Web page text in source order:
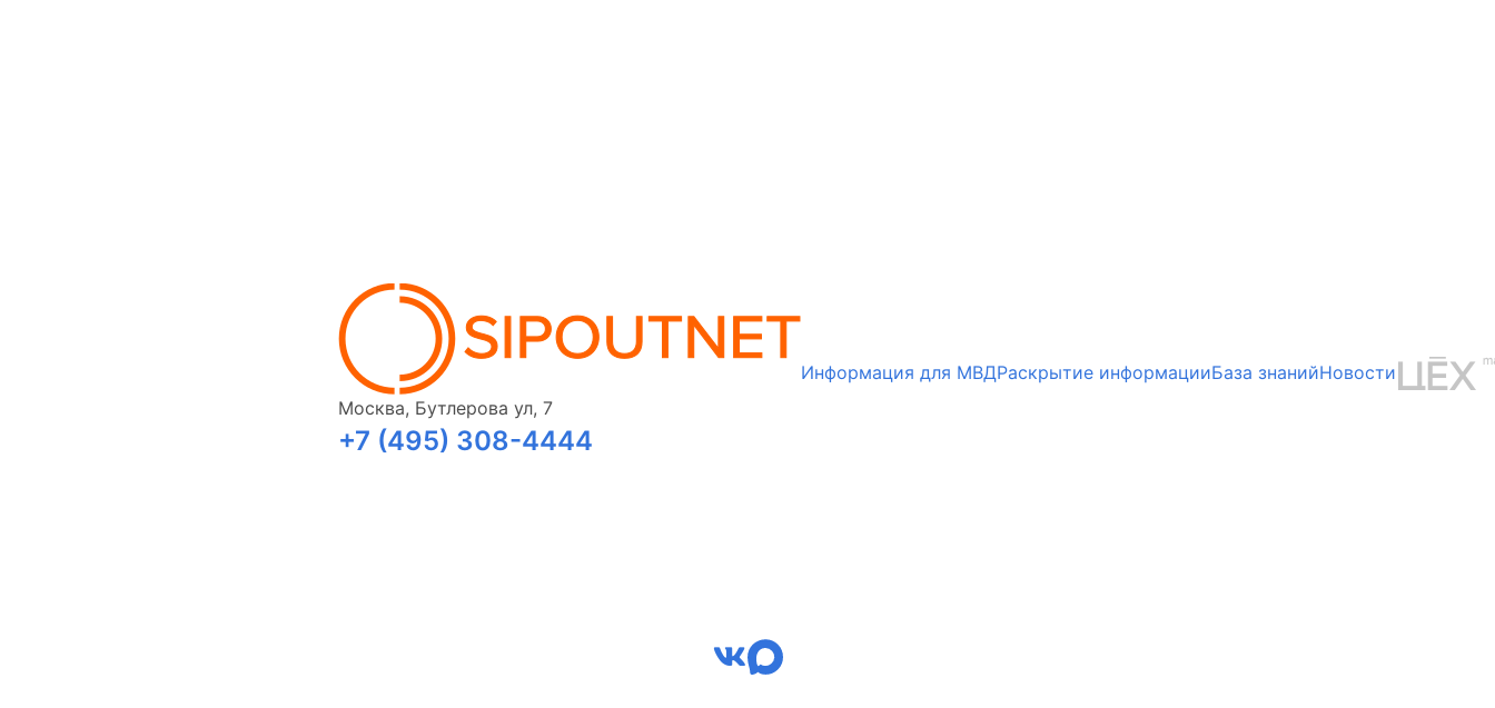
Москва, Бутлерова ул, 7
+7 (495) 308-4444
Информация для МВДРаскрытие информацииБаза знанийНовости